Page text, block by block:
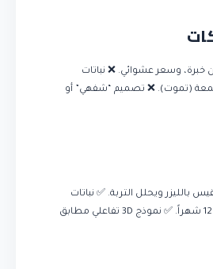
خبرة، وسعر عشوائي. ❌ نباتات
(تموت). ❌ تصميم “شفهي” أو
ويحلل التربة. ✅ نباتات
إنتاج محلي مضمونة 12 شهراً. ✅ نموذج 3D تفاعلي مطابق